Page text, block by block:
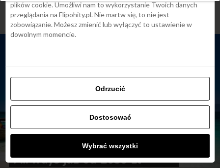
Azja i Afryka z 5* Qatar
Airways już od 2039 zł
plików cookie. Umożliwi nam to wykorzystanie Twoich danych
przeglądania na Flipohity.pl. Nie martw się, to nie jest
zobowiązanie. Możesz zmienić lub wyłączyć to ustawienie w
dowolnym momencie.
Odrzucić
Dostosować
Wybrać wszystki